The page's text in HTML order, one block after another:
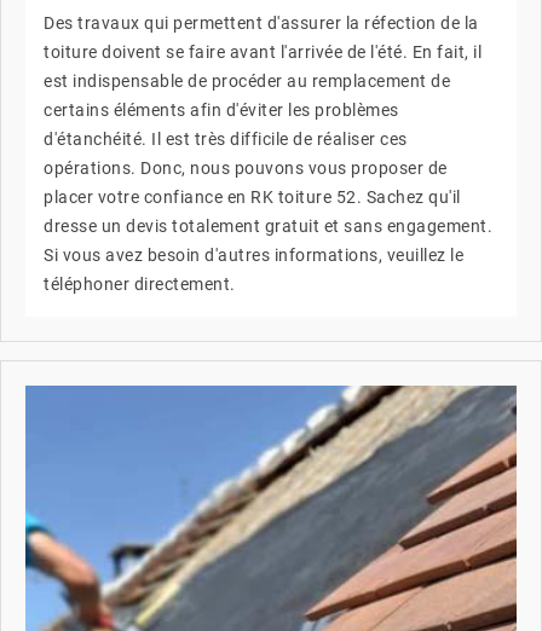
Des travaux qui permettent d'assurer la réfection de la
toiture doivent se faire avant l'arrivée de l'été. En fait, il
est indispensable de procéder au remplacement de
certains éléments afin d'éviter les problèmes
d'étanchéité. Il est très difficile de réaliser ces
opérations. Donc, nous pouvons vous proposer de
placer votre confiance en RK toiture 52. Sachez qu'il
dresse un devis totalement gratuit et sans engagement.
Si vous avez besoin d'autres informations, veuillez le
téléphoner directement.